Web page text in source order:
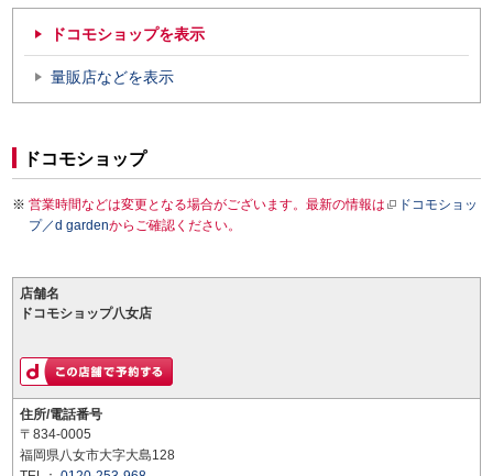
ドコモショップを表示
量販店などを表示
ドコモショップ
営業時間などは変更となる場合がございます。最新の情報は
ドコモショッ
プ／d gardenからご確認ください。
店舗名
ドコモショップ八女店
住所/電話番号
〒834-0005
福岡県八女市大字大島128